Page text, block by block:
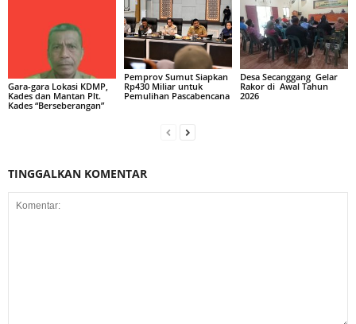
Gara-gara Lokasi KDMP,
Kades dan Mantan Plt.
Kades “Berseberangan”
Pemprov Sumut Siapkan
Rp430 Miliar untuk
Pemulihan Pascabencana
Desa Secanggang Gelar
Rakor di Awal Tahun
2026
TINGGALKAN KOMENTAR